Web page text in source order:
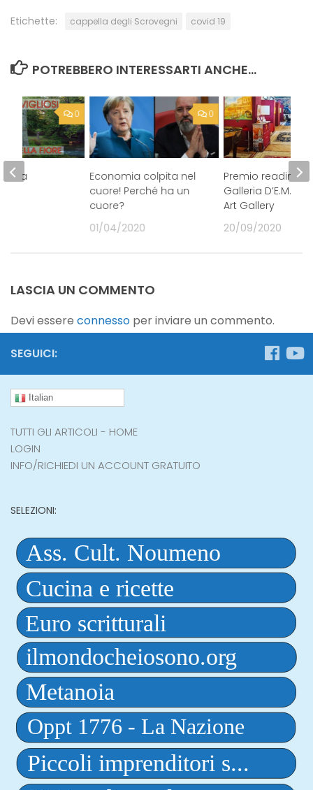
Etichette: cappella degli Scrovegni covid 19
POTREBBERO INTERESSARTI ANCHE...
0
Economia colpita nel
cuore! Perché ha un
cuore?
01/04/2020
Premio reading
Galleria D’E.M.
Art Gallery
20/09/2020
0
LASCIA UN COMMENTO
Devi essere connesso per inviare un commento.
SEGUICI:
Italian
TUTTI GLI ARTICOLI - HOME
LOGIN
INFO/RICHIEDI UN ACCOUNT GRATUITO
SELEZIONI: